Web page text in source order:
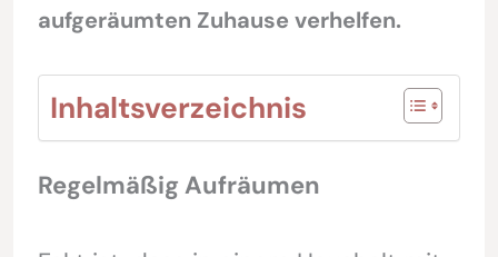
aufgeräumten Zuhause verhelfen.
Inhaltsverzeichnis
Regelmäßig Aufräumen